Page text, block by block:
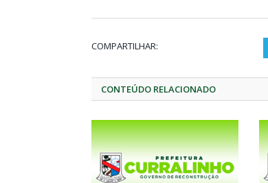
COMPARTILHAR:
CONTEÚDO RELACIONADO